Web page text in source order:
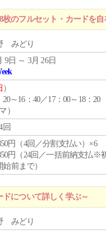
のフルセット・カードを自
みどり
9日 ～ 3月 26日
）
20～16：40／17：00～18：20
）
回
円（4回／分割支払い）×6
円（24回／一括前納支払※
始前まで）
について詳しく学ぶ～
みどり